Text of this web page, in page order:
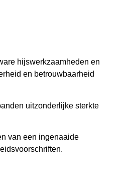
hijswerkzaamheden en
en betrouwbaarheid
uitzonderlijke sterkte
van een ingenaaide